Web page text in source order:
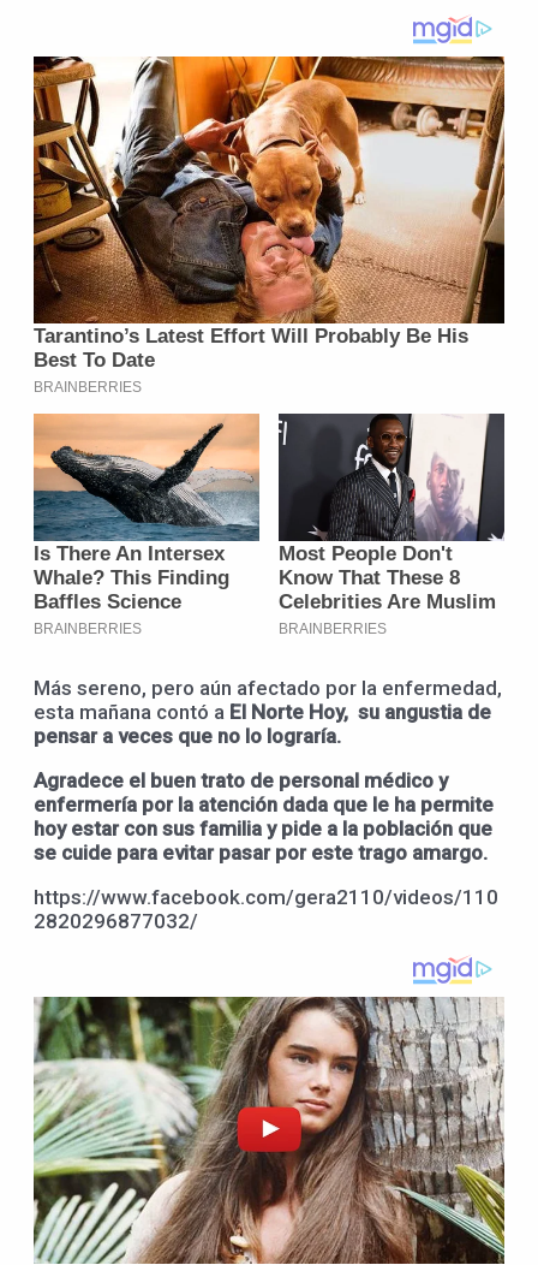
Más sereno, pero aún afectado por la enfermedad,
esta mañana contó a El Norte Hoy, su angustia de
pensar a veces que no lo lograría.
Agradece el buen trato de personal médico y
enfermería por la atención dada que le ha permite
hoy estar con sus familia y pide a la población que
se cuide para evitar pasar por este trago amargo.
https://www.facebook.com/gera2110/videos/110
2820296877032/